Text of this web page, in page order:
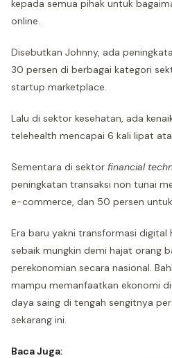
kepada semua pihak untuk
online.
Disebutkan Johnny, ada
30 persen di berbagai kategori
startup marketplace.
Lalu di sektor kesehatan, ada
telehealth mencapai 6 kali lipat
Sementara di sektor financial
peningkatan transaksi non tunai
e-commerce, dan 50 persen untuk
Era baru yakni transformasi digital
sebaik mungkin demi hajat orang
perekonomian secara nasional.
mampu memanfaatkan ekonomi
daya saing di tengah sengitnya
sekarang ini.
Baca Juga: